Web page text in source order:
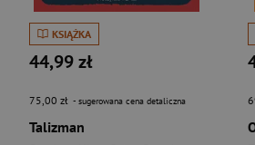
KSIĄŻKA
44,99 zł
75,00 zł - sugerowana cena detaliczna
Talizman